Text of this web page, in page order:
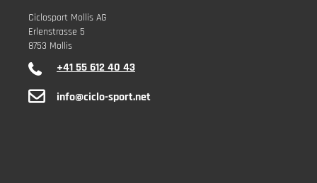
Ciclosport Mollis AG
Erlenstrasse 5
8753 Mollis
+41 55 612 40 43
info@ciclo-sport.net